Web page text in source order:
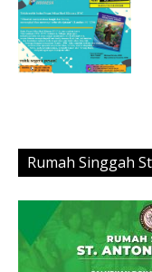
Rumah Singgah